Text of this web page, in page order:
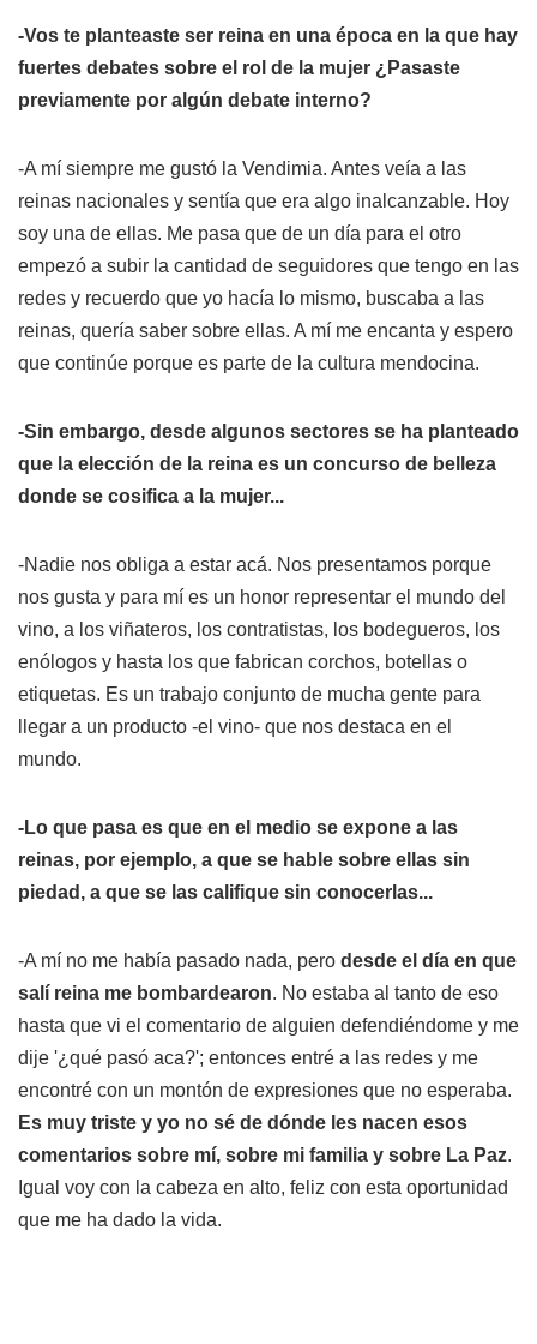
-Vos te planteaste ser reina en una época en la que hay
fuertes debates sobre el rol de la mujer ¿Pasaste
previamente por algún debate interno?
-A mí siempre me gustó la Vendimia. Antes veía a las
reinas nacionales y sentía que era algo inalcanzable. Hoy
soy una de ellas. Me pasa que de un día para el otro
empezó a subir la cantidad de seguidores que tengo en las
redes y recuerdo que yo hacía lo mismo, buscaba a las
reinas, quería saber sobre ellas. A mí me encanta y espero
que continúe porque es parte de la cultura mendocina.
-Sin embargo, desde algunos sectores se ha planteado
que la elección de la reina es un concurso de belleza
donde se cosifica a la mujer...
-Nadie nos obliga a estar acá. Nos presentamos porque
nos gusta y para mí es un honor representar el mundo del
vino, a los viñateros, los contratistas, los bodegueros, los
enólogos y hasta los que fabrican corchos, botellas o
etiquetas. Es un trabajo conjunto de mucha gente para
llegar a un producto -el vino- que nos destaca en el
mundo.
-Lo que pasa es que en el medio se expone a las
reinas, por ejemplo, a que se hable sobre ellas sin
piedad, a que se las califique sin conocerlas...
-A mí no me había pasado nada, pero desde el día en que
salí reina me bombardearon. No estaba al tanto de eso
hasta que vi el comentario de alguien defendiéndome y me
dije '¿qué pasó aca?'; entonces entré a las redes y me
encontré con un montón de expresiones que no esperaba.
Es muy triste y yo no sé de dónde les nacen esos
comentarios sobre mí, sobre mi familia y sobre La Paz.
Igual voy con la cabeza en alto, feliz con esta oportunidad
que me ha dado la vida.